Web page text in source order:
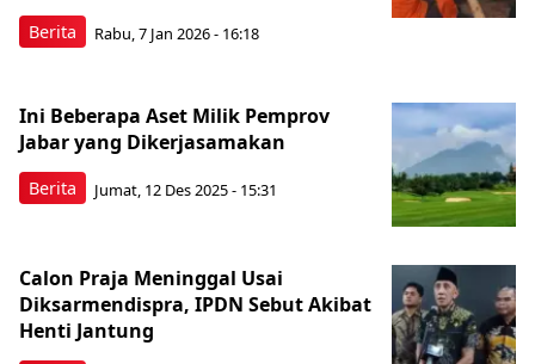
Berita Rabu, 7 Jan 2026 - 16:18
Berita
Ini Beberapa Aset Milik Pemprov
Jabar yang Dikerjasamakan
Jumat, 12 Des 2025 - 15:31
Calon Praja Meninggal Usai
Diksarmendispra, IPDN Sebut Akibat
Henti Jantung